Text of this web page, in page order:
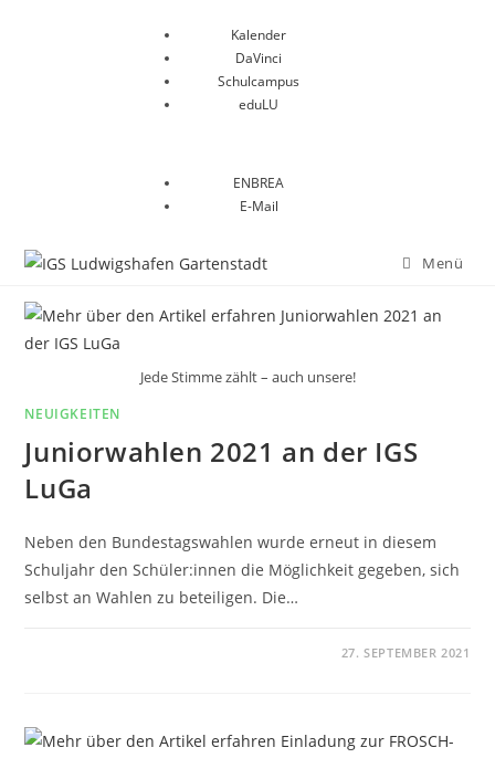
Kalender
DaVinci
Schulcampus
eduLU
ENBREA
E-Mail
Menü
Jede Stimme zählt – auch unsere!
NEUIGKEITEN
Juniorwahlen 2021 an der IGS
LuGa
Neben den Bundestagswahlen wurde erneut in diesem
Schuljahr den Schüler:innen die Möglichkeit gegeben, sich
selbst an Wahlen zu beteiligen. Die…
27. SEPTEMBER 2021